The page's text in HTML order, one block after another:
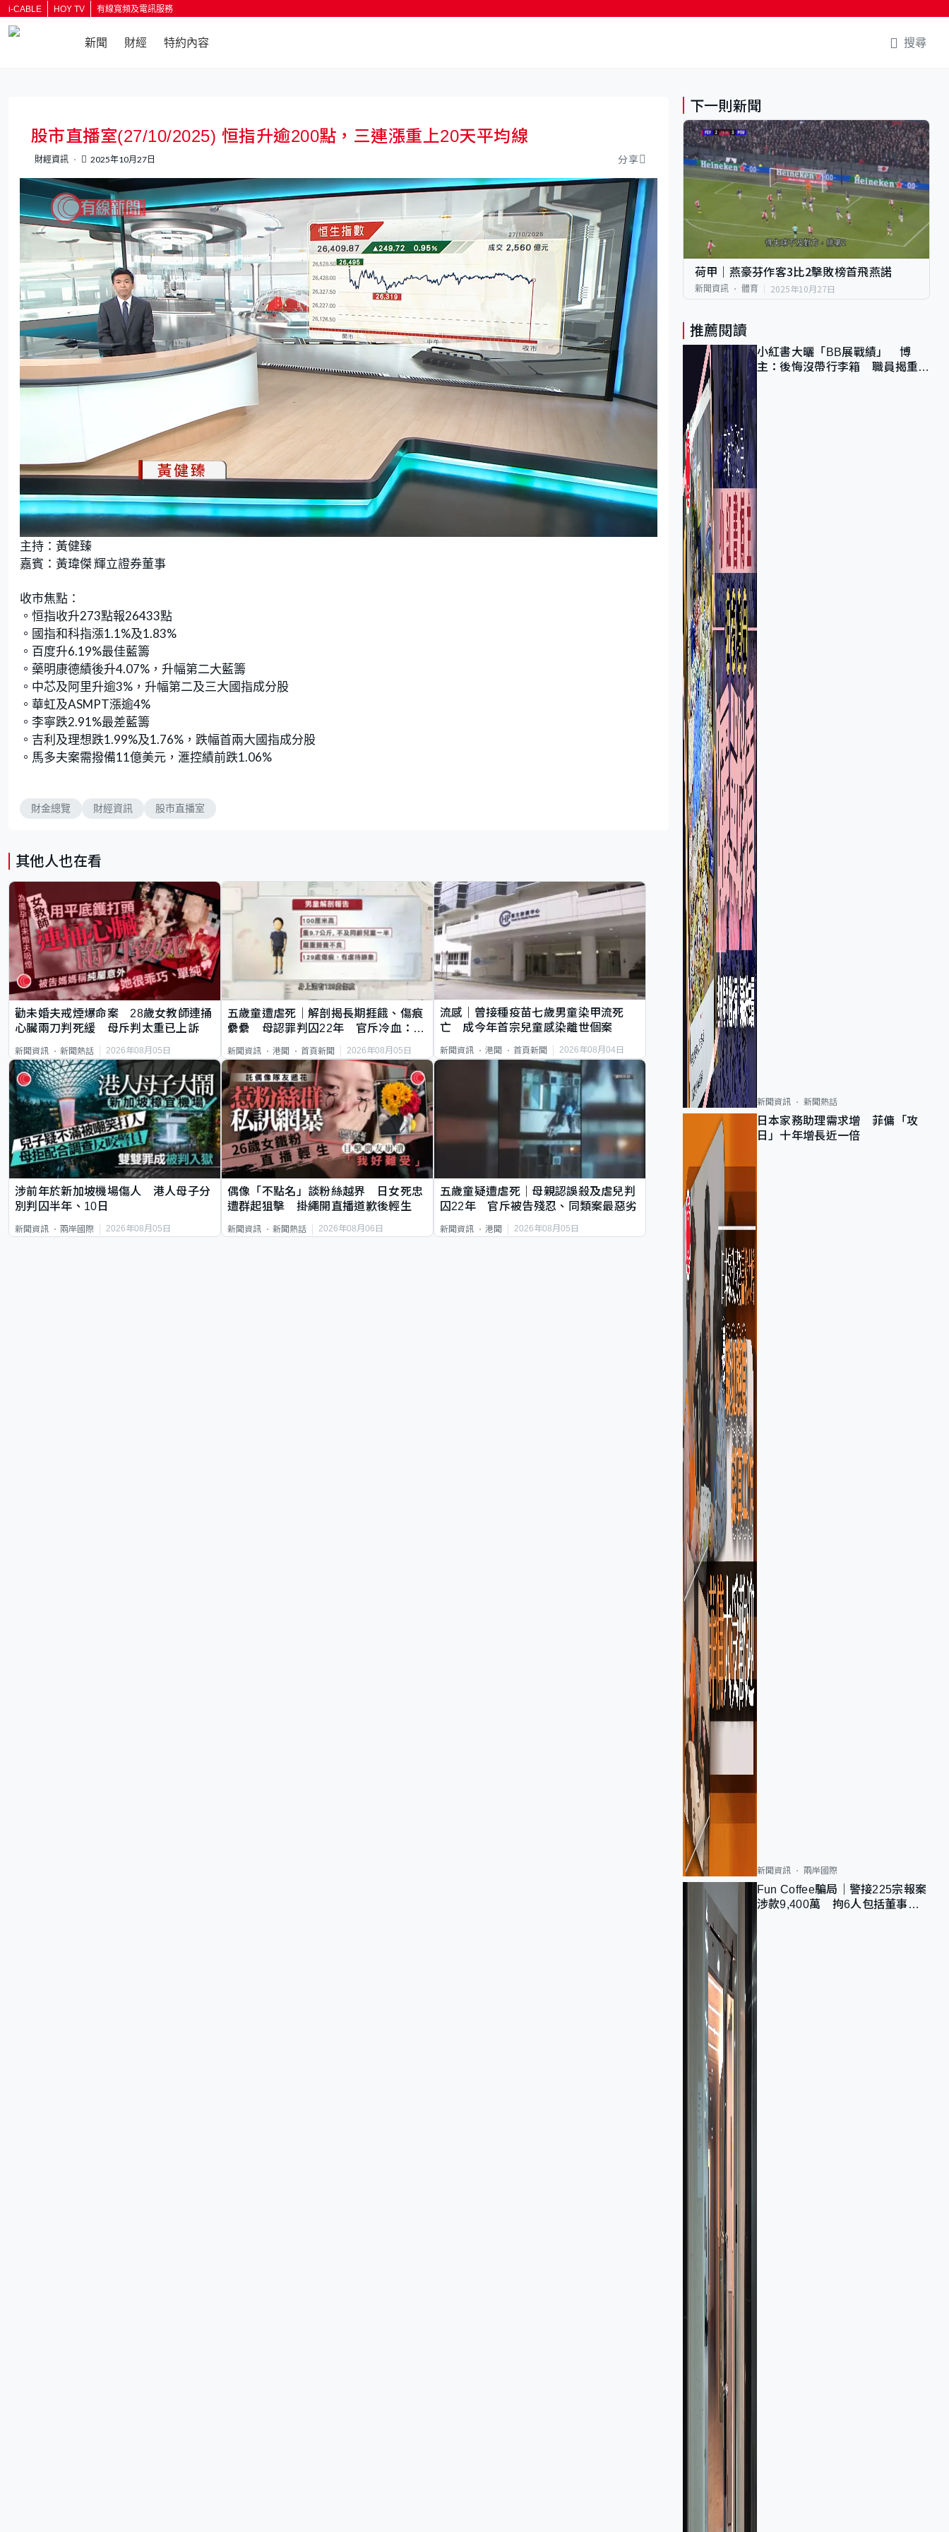
i-CABLE HOY TV 有線寬頻及電訊服務
新聞 財經 特約內容 搜尋
股市直播室(27/10/2025) 恒指升逾200點，三連漲重上20天平均線
財經資訊 2025年10月27日 分享
n
m
u
t
e
a
d
e
d
:
主持：黃健臻
嘉賓：黃瑋傑 輝立證券董事
收市焦點：
。恒指收升273點報26433點
。國指和科指漲1.1%及1.83%
。百度升6.19%最佳藍籌
。藥明康德績後升4.07%，升幅第二大藍籌
。中芯及阿里升逾3%，升幅第二及三大國指成分股
。華虹及ASMPT漲逾4%
。李寧跌2.91%最差藍籌
。吉利及理想跌1.99%及1.76%，跌幅首兩大國指成分股
。馬多夫案需撥備11億美元，滙控績前跌1.06%
財金總覽 財經資訊 股市直播室
其他人也在看
勸未婚夫戒煙爆命案 28歲女教師連捅
心臟兩刀判死緩 母斥判太重已上訴
新聞資訊 新聞熱話 2026年08月05日
五歲童遭虐死｜解剖揭長期捱餓、傷痕
纍纍 母認罪判囚22年 官斥冷血：同
新聞資訊 港聞 首頁新聞 2026年08月05日
流感｜曾接種疫苗七歲男童染甲流死
亡 成今年首宗兒童感染離世個案
新聞資訊 港聞 首頁新聞 2026年08月04日
涉前年於新加坡機場傷人 港人母子分
別判囚半年、10日
新聞資訊 兩岸國際 2026年08月05日
偶像「不點名」談粉絲越界 日女死忠
遭群起狙擊 掛繩開直播道歉後輕生
新聞資訊 新聞熱話 2026年08月06日
五歲童疑遭虐死｜母親認誤殺及虐兒判
囚22年 官斥被告殘忍、同類案最惡劣
新聞資訊 港聞 2026年08月05日
下一則新聞
荷甲｜燕豪芬作客3比2擊敗榜首飛燕諾
新聞資訊 體育 2025年10月27日
推薦閱讀
小紅書大曬「BB展戰績」 博
主：後悔沒帶行李箱 職員揭重複
新聞資訊 新聞熱話
日本家務助理需求增 菲傭「攻
日」十年增長近一倍
新聞資訊 兩岸國際
Fun Coffee騙局｜警接225宗報案
涉款9,400萬 拘6人包括董事股